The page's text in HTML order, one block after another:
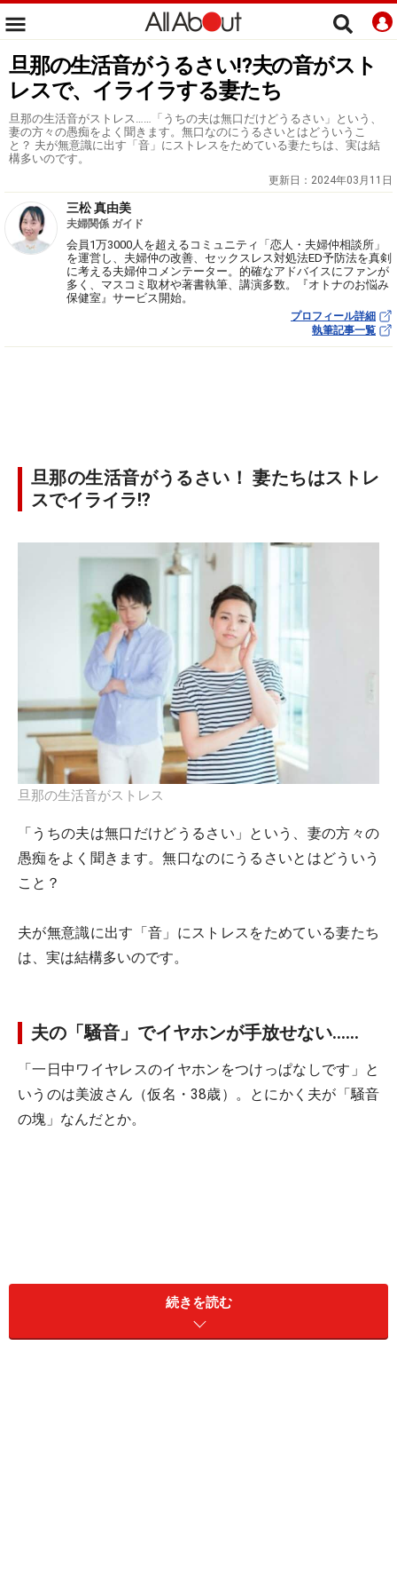
旦那の生活音がうるさい⁉︎夫の音がスト
レスで、イライラする妻たち
旦那の生活音がストレス……「うちの夫は無口だけどうるさい」という、
妻の方々の愚痴をよく聞きます。無口なのにうるさいとはどういうこ
と？ 夫が無意識に出す「音」にストレスをためている妻たちは、実は結
構多いのです。
更新日： 2024年03月11日
三松 真由美
夫婦関係 ガイド
会員1万3000人を超えるコミュニティ「恋人・夫婦仲相談所」
を運営し、夫婦仲の改善、セックスレス対処法ED予防法を真剣
に考える夫婦仲コメンテーター。的確なアドバイスにファンが
多く、マスコミ取材や著書執筆、講演多数。『オトナのお悩み
保健室』サービス開始。
プロフィール詳細
執筆記事一覧
旦那の生活音がうるさい！ 妻たちはストレ
スでイライラ⁉︎
旦那の生活音がストレス
「うちの夫は無口だけどうるさい」という、妻の方々の
愚痴をよく聞きます。無口なのにうるさいとはどういう
こと？
夫が無意識に出す「音」にストレスをためている妻たち
は、実は結構多いのです。
夫の「騒音」でイヤホンが手放せない……
「一日中ワイヤレスのイヤホンをつけっぱなしです」と
いうのは美波さん（仮名・38歳）。とにかく夫が「騒音
の塊」なんだとか。
続きを読む